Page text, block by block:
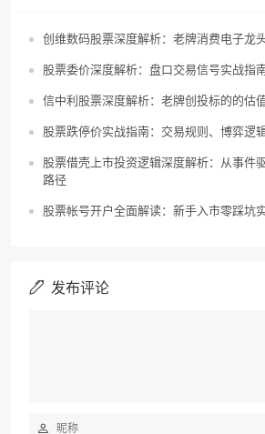
创维数码股票深度解析：老牌消费电子龙
股票委价深度解析：盘口交易信号实战指
信中利股票深度解析：老牌创投标的的估
股票跌停价实战指南：交易规则、博弈逻
股票借壳上市投资逻辑深度解析：从事件
路径
股票帐号开户全面解读：新手入市零踩坑
发布评论